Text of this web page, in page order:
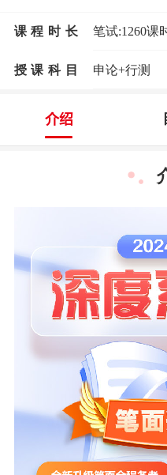
课程时长 笔试:1260课
授课科目 申论+行测
介绍